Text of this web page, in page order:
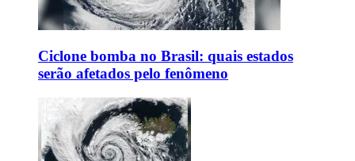
Ciclone bomba no Brasil: quais estados
serão afetados pelo fenômeno